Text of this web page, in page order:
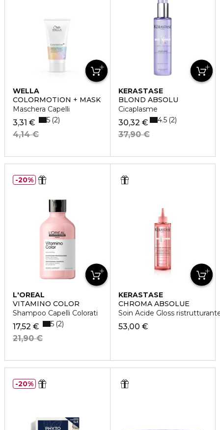
WELLA
COLORMOTION + MASK
Maschera Capelli
3,31 €
4,14 €
5 2
KERASTASE
BLOND ABSOLU
Cicaplasme
30,32 €
37,90 €
4.5 2
L'OREAL
PROFESSIONNEL
VITAMINO COLOR
Shampoo Capelli Colorati
17,52 €
21,90 €
5 2
20%
KERASTASE
CHROMA ABSOLUE
Soin Acide Gloss
53,00 €
20%